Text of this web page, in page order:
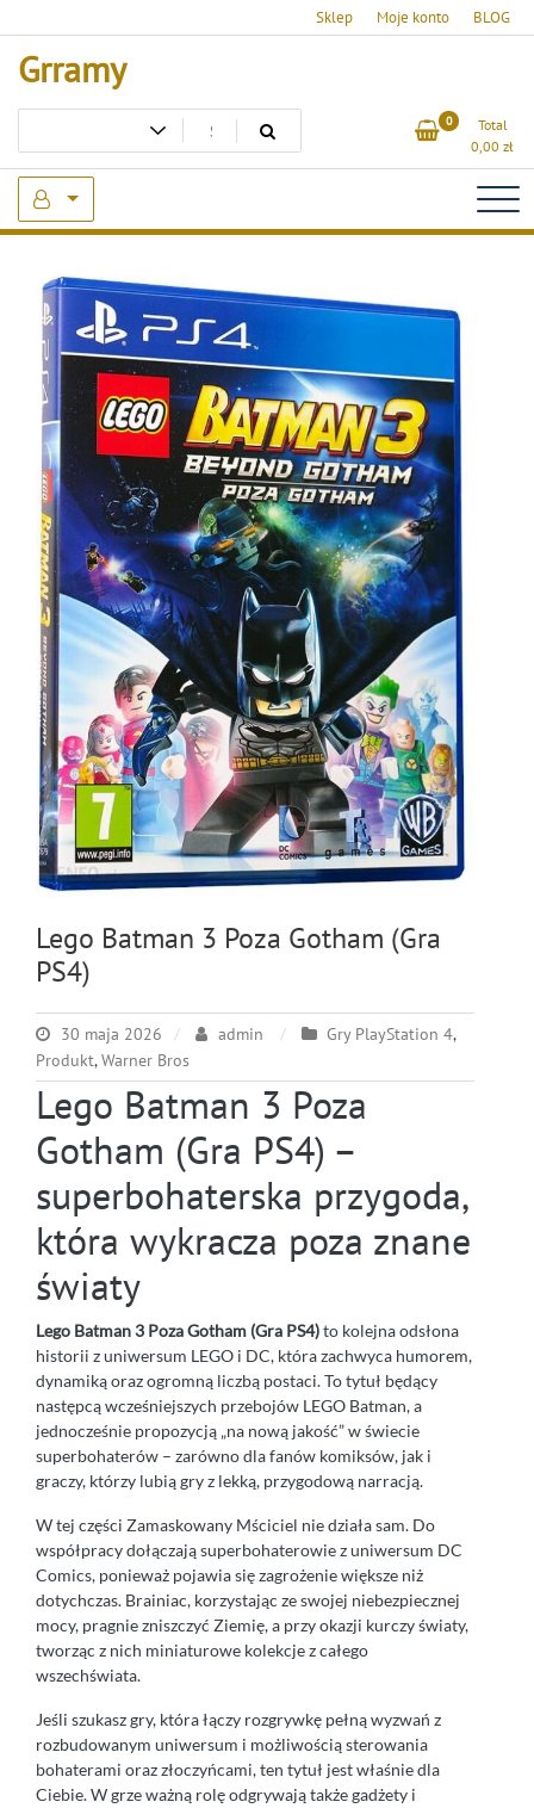
to
content
Sklep Moje konto BLOG
Grramy
0
Total
0,00 zł
Lego Batman 3 Poza Gotham (Gra
PS4)
30 maja 2026 admin Gry PlayStation 4,
Produkt,Warner Bros
Lego Batman 3 Poza
Gotham (Gra PS4) –
superbohaterska przygoda,
która wykracza poza znane
światy
Lego Batman 3 Poza Gotham (Gra PS4)to kolejna odsłona
historii z uniwersum LEGO i DC, która zachwyca humorem,
dynamiką oraz ogromną liczbą postaci. To tytuł będący
następcą wcześniejszych przebojów LEGO Batman, a
jednocześnie propozycją „na nową jakość” w świecie
superbohaterów – zarówno dla fanów komiksów, jak i
graczy, którzy lubią gry z lekką, przygodową narracją.
W tej części Zamaskowany Mściciel nie działa sam. Do
współpracy dołączają superbohaterowie z uniwersum DC
Comics, ponieważ pojawia się zagrożenie większe niż
dotychczas. Brainiac, korzystając ze swojej niebezpiecznej
mocy, pragnie zniszczyć Ziemię, a przy okazji kurczy światy,
tworząc z nich miniaturowe kolekcje z całego
wszechświata.
Jeśli szukasz gry, która łączy rozgrywkę pełną wyzwań z
rozbudowanym uniwersum i możliwością sterowania
bohaterami oraz złoczyńcami, ten tytuł jest właśnie dla
Ciebie. W grze ważną rolę odgrywają także gadżety i